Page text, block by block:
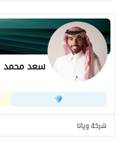
سعد محمد
شركة ويانا